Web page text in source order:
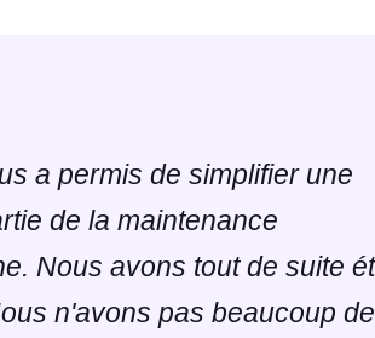
a permis de simplifier une
de la maintenance
Nous avons tout de suite
n'avons pas beaucoup de